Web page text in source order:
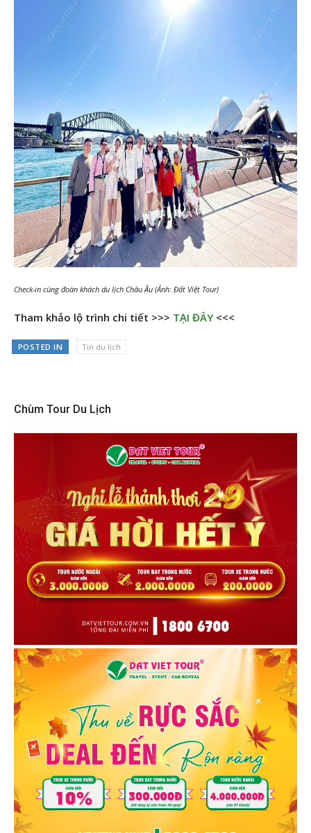
Check-in cùng đoàn khách du lịch Châu Âu (Ảnh: Đất Việt Tour)
Tham khảo lộ trình chi tiết >>> TẠI ĐÂY <<<
POSTED IN Tin du lịch
Chùm Tour Du Lịch